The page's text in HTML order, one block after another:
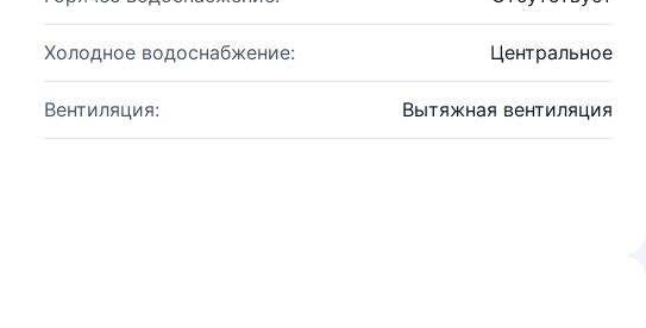
Холодное водоснабжение: Центральное
Вентиляция: Вытяжная вентиляция